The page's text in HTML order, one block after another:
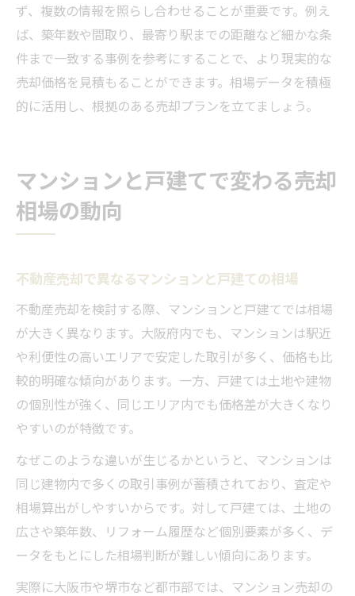
ず、複数の情報を照らし合わせることが重要です。例え
ば、築年数や間取り、最寄り駅までの距離など細かな条
件まで一致する事例を参考にすることで、より現実的な
売却価格を見積もることができます。相場データを積極
的に活用し、根拠のある売却プランを立てましょう。
マンションと戸建てで変わる売却
相場の動向
不動産売却で異なるマンションと戸建ての相場
不動産売却を検討する際、マンションと戸建てでは相場
が大きく異なります。大阪府内でも、マンションは駅近
や利便性の高いエリアで安定した取引が多く、価格も比
較的明確な傾向があります。一方、戸建ては土地や建物
の個別性が強く、同じエリア内でも価格差が大きくなり
やすいのが特徴です。
なぜこのような違いが生じるかというと、マンションは
同じ建物内で多くの取引事例が蓄積されており、査定や
相場算出がしやすいからです。対して戸建ては、土地の
広さや築年数、リフォーム履歴など個別要素が多く、デ
ータをもとにした相場判断が難しい傾向にあります。
実際に大阪市や堺市など都市部では、マンション売却の